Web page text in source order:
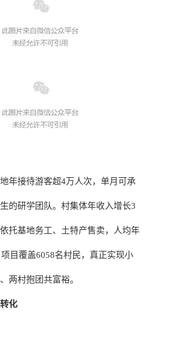
年接待游客超4万人次，单月可承
的研学团队。村集体年收入增长3
托基地务工、土特产售卖，人均年
目覆盖6058名村民，真正实现小
两村抱团共富裕。
化